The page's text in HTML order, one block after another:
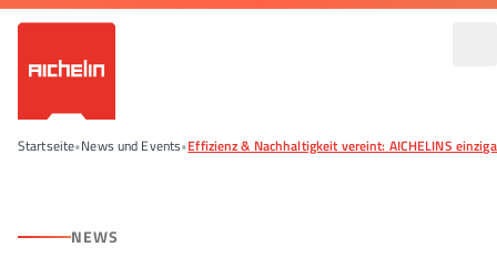
Startseite•News und Events•Effizienz & Nachhaltigkeit vereint: AICHELINS
NEWS